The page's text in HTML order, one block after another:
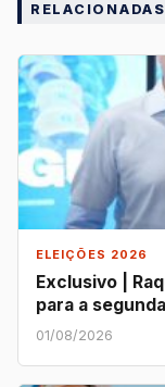
RELACIONADAS
ELEIÇÕES 2026
Exclusivo |
para a
01/08/2026